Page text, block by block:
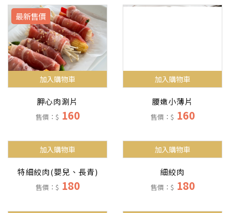
最新售價
加入購物車
胛心肉涮片
售價：$ 160
加入購物車
腰嫩小薄片
售價：$ 160
加入購物車
特細絞肉(嬰兒、長青)
售價：$ 180
加入購物車
細絞肉
售價：$ 180